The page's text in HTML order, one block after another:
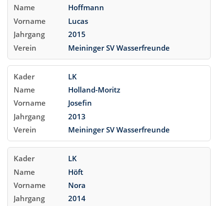
Hoffmann
Lucas
2015
Meininger SV Wasserfreunde
LK
Holland-Moritz
Josefin
2013
Meininger SV Wasserfreunde
LK
Höft
Nora
2014